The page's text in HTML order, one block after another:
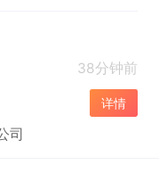
38分钟前
详情
司